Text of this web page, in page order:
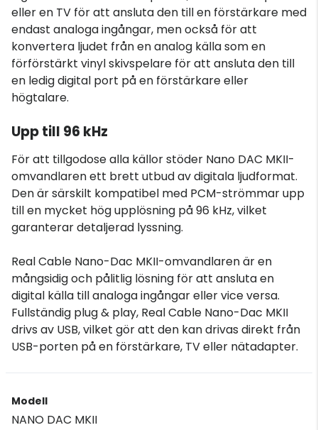
eller en TV för att ansluta den till en förstärkare med
endast analoga ingångar, men också för att
konvertera ljudet från en analog källa som en
förförstärkt vinyl skivspelare för att ansluta den till
en ledig digital port på en förstärkare eller
högtalare.
Upp till 96 kHz
För att tillgodose alla källor stöder Nano DAC MKII-
omvandlaren ett brett utbud av digitala ljudformat.
Den är särskilt kompatibel med PCM-strömmar upp
till en mycket hög upplösning på 96 kHz, vilket
garanterar detaljerad lyssning.
Real Cable Nano-Dac MKII-omvandlaren är en
mångsidig och pålitlig lösning för att ansluta en
digital källa till analoga ingångar eller vice versa.
Fullständig plug & play, Real Cable Nano-Dac MKII
drivs av USB, vilket gör att den kan drivas direkt från
USB-porten på en förstärkare, TV eller nätadapter.
Modell
NANO DAC MKII